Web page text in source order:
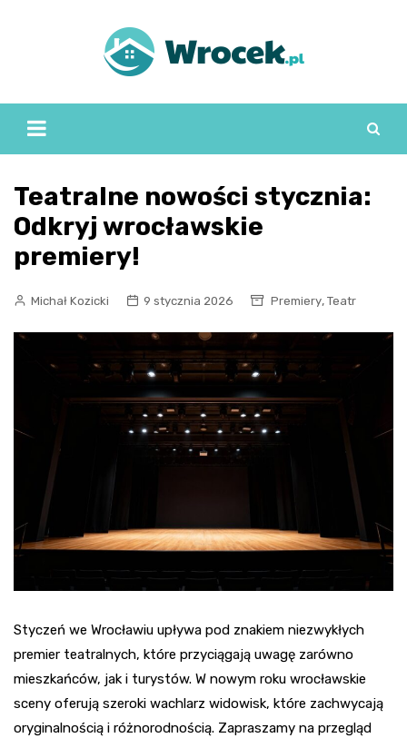
Teatralne nowości stycznia:
Odkryj wrocławskie
premiery!
Michał Kozicki 9 stycznia 2026 Premiery, Teatr
Styczeń we Wrocławiu upływa pod znakiem niezwykłych
premier teatralnych, które przyciągają uwagę zarówno
mieszkańców, jak i turystów. W nowym roku wrocławskie
sceny oferują szeroki wachlarz widowisk, które zachwycają
oryginalnością i różnorodnością. Zapraszamy na przegląd